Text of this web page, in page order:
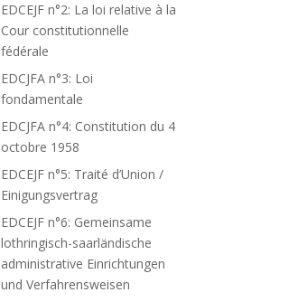
EDCEJF n°2: La loi relative à la
Cour constitutionnelle
fédérale
EDCJFA n°3: Loi
fondamentale
EDCJFA n°4: Constitution du 4
octobre 1958
EDCEJF n°5: Traité d’Union /
Einigungsvertrag
EDCEJF n°6: Gemeinsame
lothringisch-saarländische
administrative Einrichtungen
und Verfahrensweisen